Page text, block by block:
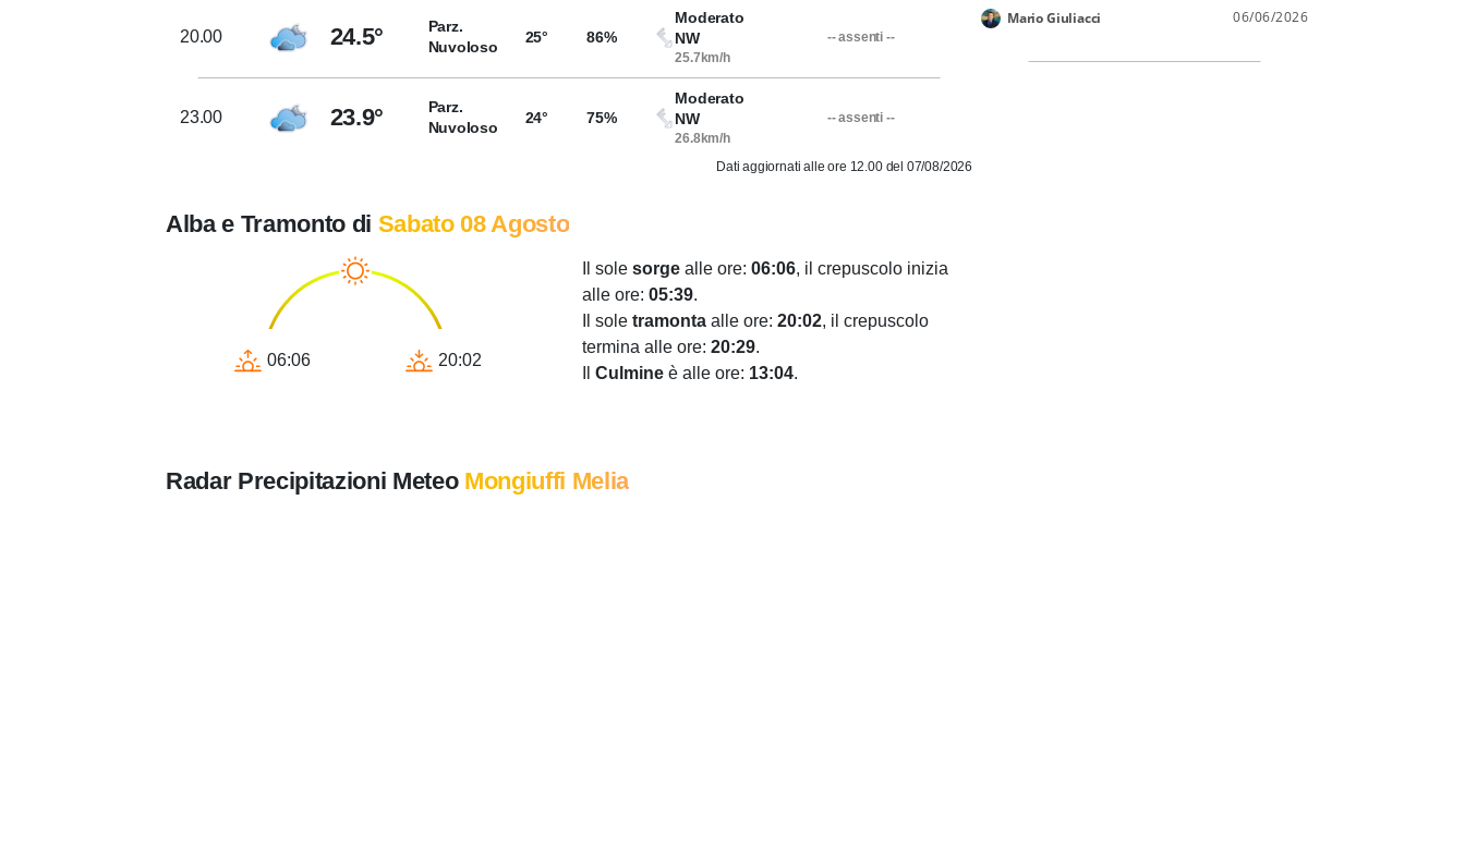
20.00 24.5°
Parz.
Nuvoloso
25° 86%
Moderato
NW
25.7km/h
-- assenti --
23.00 23.9°
Parz.
Nuvoloso
24° 75%
Moderato
NW
26.8km/h
-- assenti --
Dati aggiornati alle ore 12.00 del 07/08/2026
Alba e Tramonto di Sabato 08 Agosto
06:06 20:02
Il sole sorge alle ore: 06:06, il crepuscolo inizia
alle ore: 05:39.
Il sole tramonta alle ore: 20:02, il crepuscolo
termina alle ore: 20:29.
Culmine è alle ore: 13:04.
Radar Precipitazioni Meteo Mongiuffi Melia
Mario Giuliacci 06/06/2026